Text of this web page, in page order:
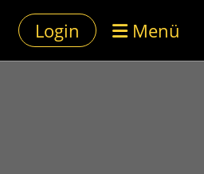
Login Menü